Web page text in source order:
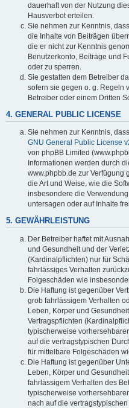
dauerhaft von der Nutzung
Hausverbot erteilen.
Sie nehmen zur Kenntnis,
die Inhalte von Beiträgen
die er nicht zur Kenntnis
Benutzerkonto, Beiträge und
oder zu sperren.
Sie gestatten dem Betreiber
sofern sie gegen o. g. Regeln
Betreiber oder einem Dritten
4. GENERAL PUBLIC LICENSE
Sie nehmen zur Kenntnis,
GNU General Public License
von phpBB Limited
Informationen werden durch
www.phpbb.de zur Verfügung
die Art und Weise, wie die
insbesondere die
untersagen oder auf Inhalte
5. GEWÄHRLEISTUNG
Der Betreiber haftet mit
und Gesundheit und der
(Kardinalpflichten) nur für
fahrlässiges Verhalten
Folgeschäden wie
Die Haftung ist gegenüber
grob fahrlässigem Verhalten
Leben, Körper und
Vertragspflichten
typischerweise
auf die vertragstypischen
für mittelbare Folgeschäden
Die Haftung ist gegenüber
Leben, Körper und
fahrlässigem Verhalten des
typischerweise
nach auf die